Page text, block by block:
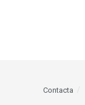
Contacta